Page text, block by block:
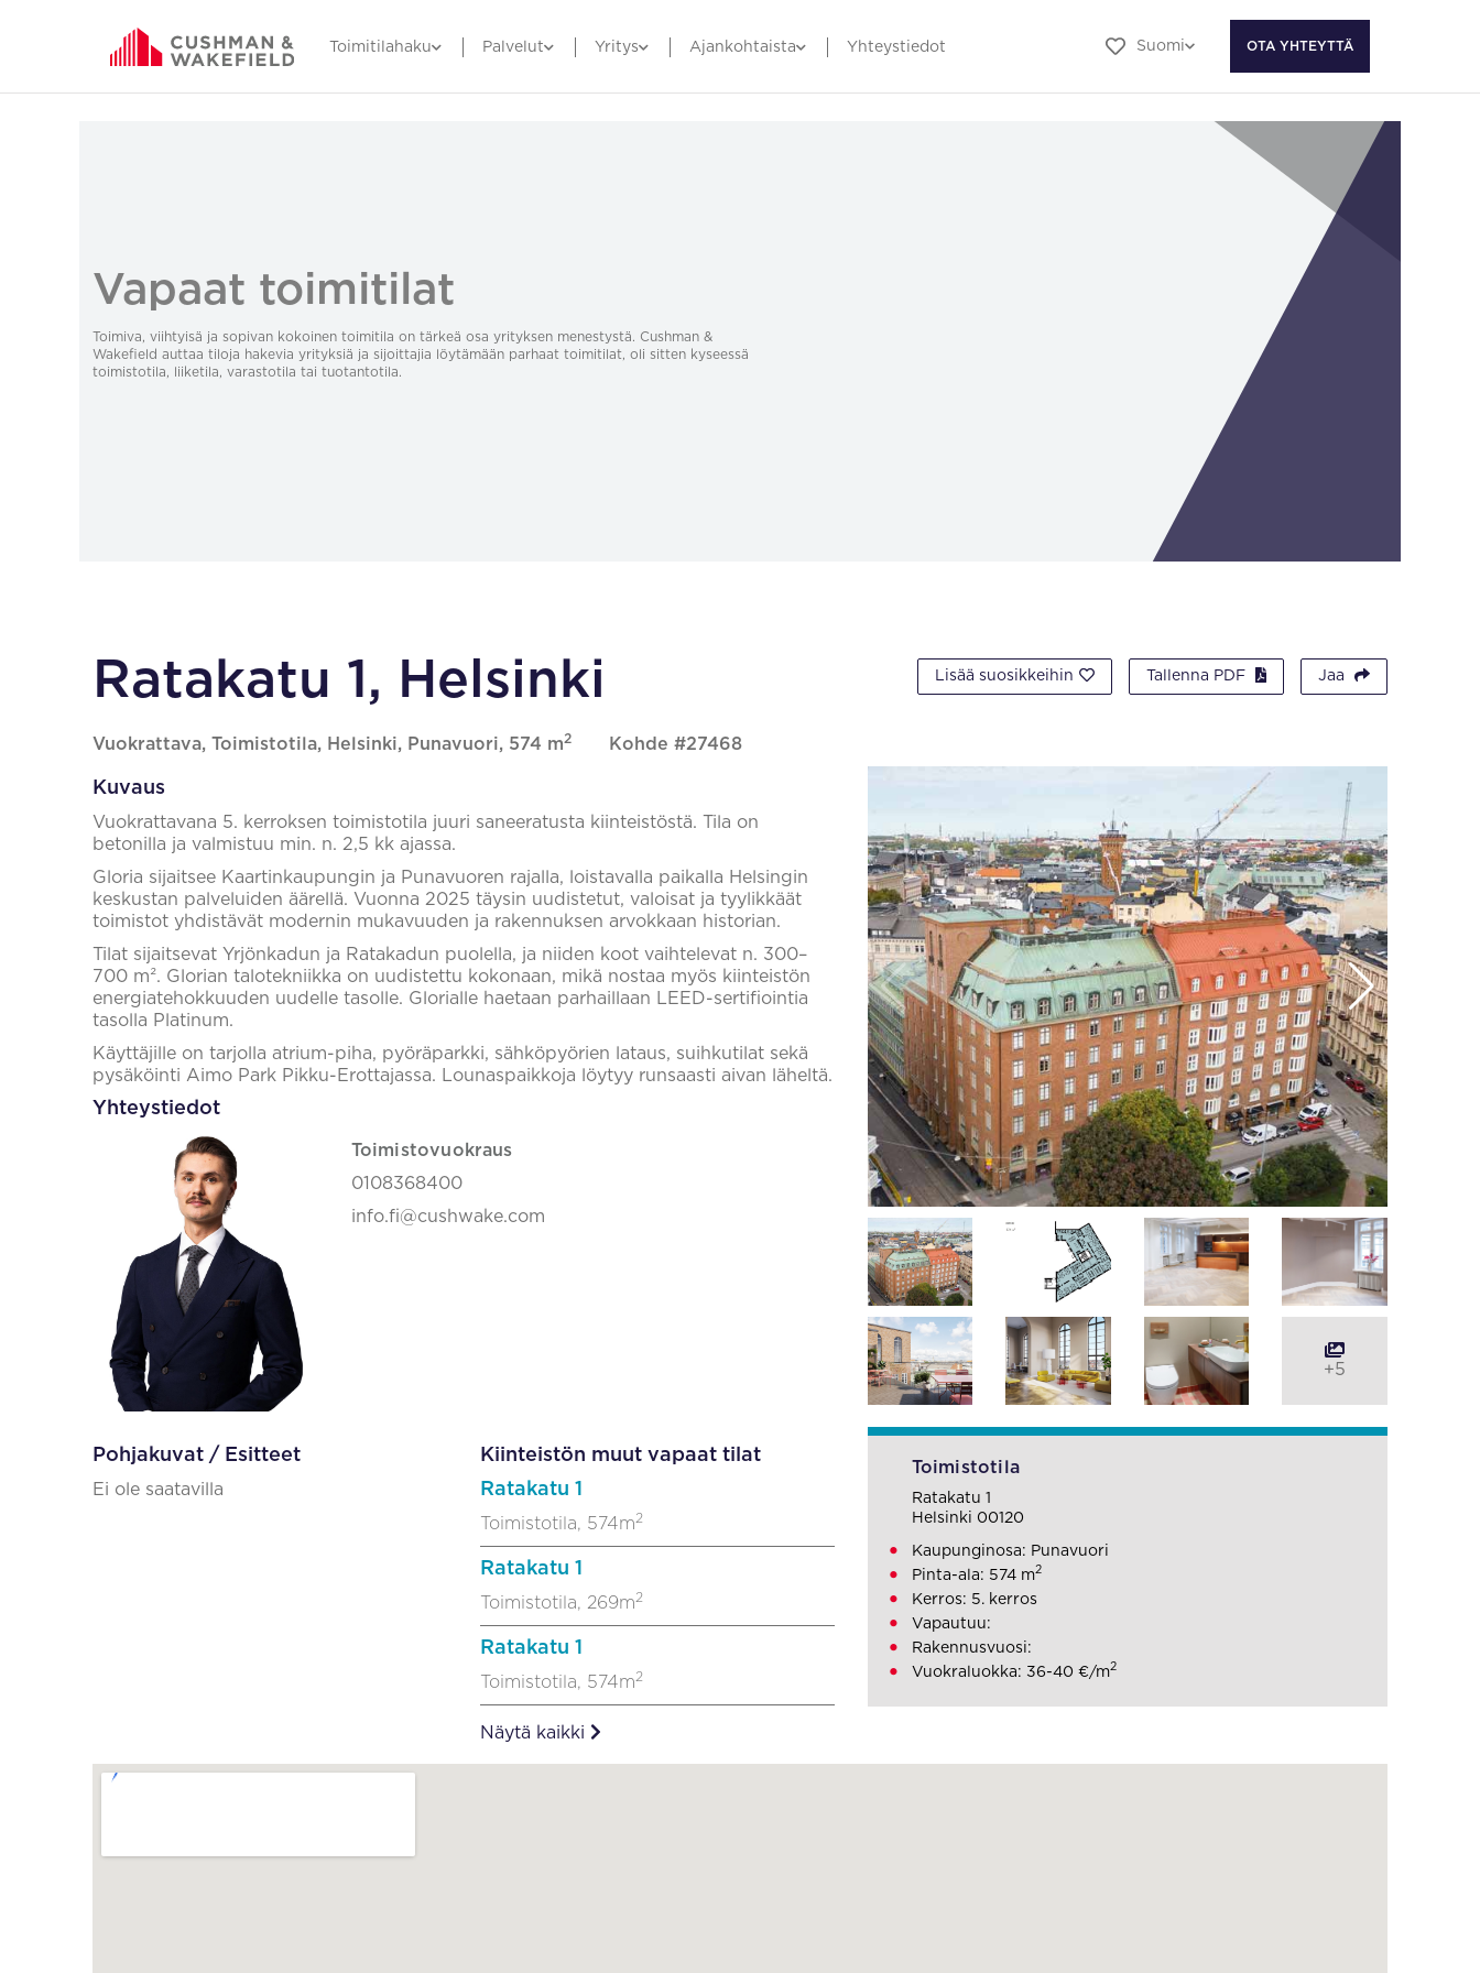
Toimitilahaku Palvelut Yritys Ajankohtaista Yhteystiedot Suomi OTA YHTEYTTÄ
Vapaat toimitilat
Toimiva, viihtyisä ja sopivan kokoinen toimitila on tärkeä osa yrityksen menestystä. Cushman &
Wakefield auttaa tiloja hakevia yrityksiä ja sijoittajia löytämään parhaat toimitilat, oli sitten kyseessä
toimistotila, liiketila, varastotila tai tuotantotila.
Ratakatu 1, Helsinki
Vuokrattava, Toimistotila, Helsinki, Punavuori, 574 m2 Kohde #27468
Lisää suosikkeihin Tallenna PDF Jaa
Kuvaus
Vuokrattavana 5. kerroksen toimistotila juuri saneeratusta kiinteistöstä. Tila on
betonilla ja valmistuu min. n. 2,5 kk ajassa.
Gloria sijaitsee Kaartinkaupungin ja Punavuoren rajalla, loistavalla paikalla Helsingin
keskustan palveluiden äärellä. Vuonna 2025 täysin uudistetut, valoisat ja tyylikkäät
toimistot yhdistävät modernin mukavuuden ja rakennuksen arvokkaan historian.
Tilat sijaitsevat Yrjönkadun ja Ratakadun puolella, ja niiden koot vaihtelevat n. 300–
700 m². Glorian talotekniikka on uudistettu kokonaan, mikä nostaa myös kiinteistön
energiatehokkuuden uudelle tasolle. Glorialle haetaan parhaillaan LEED-sertifiointia
tasolla Platinum.
Käyttäjille on tarjolla atrium-piha, pyöräparkki, sähköpyörien lataus, suihkutilat sekä
pysäköinti Aimo Park Pikku-Erottajassa. Lounaspaikkoja löytyy runsaasti aivan läheltä.
Yhteystiedot
Toimistovuokraus
0108368400
info.fi@cushwake.com
Pohjakuvat / Esitteet
Ei ole saatavilla
Kiinteistön muut vapaat tilat
Ratakatu 1
Toimistotila, 574m2
Ratakatu 1
Toimistotila, 269m2
Ratakatu 1
Toimistotila, 574m2
Näytä kaikki
+5
Toimistotila
Ratakatu 1
Helsinki 00120
Kaupunginosa: Punavuori
Pinta-ala: 574 m2
Kerros: 5. kerros
Vapautuu:
Rakennusvuosi:
Vuokraluokka: 36-40 €/m2